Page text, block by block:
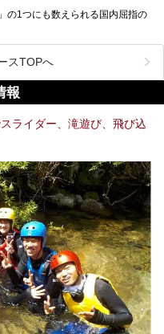
の1つにも数えられる国内屈指の
辺にある名所にも足を伸ばしたり
アにあるおすすめの観光スポット
する際のモデルコースもご提案。
ガイドします！
スTOPへ
報
ライダー、滝遊び、飛び込